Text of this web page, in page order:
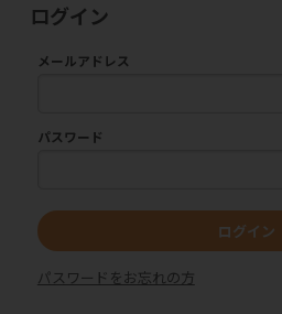
ログイン
メールアドレス
パスワード
ログイン
パスワードをお忘れの方